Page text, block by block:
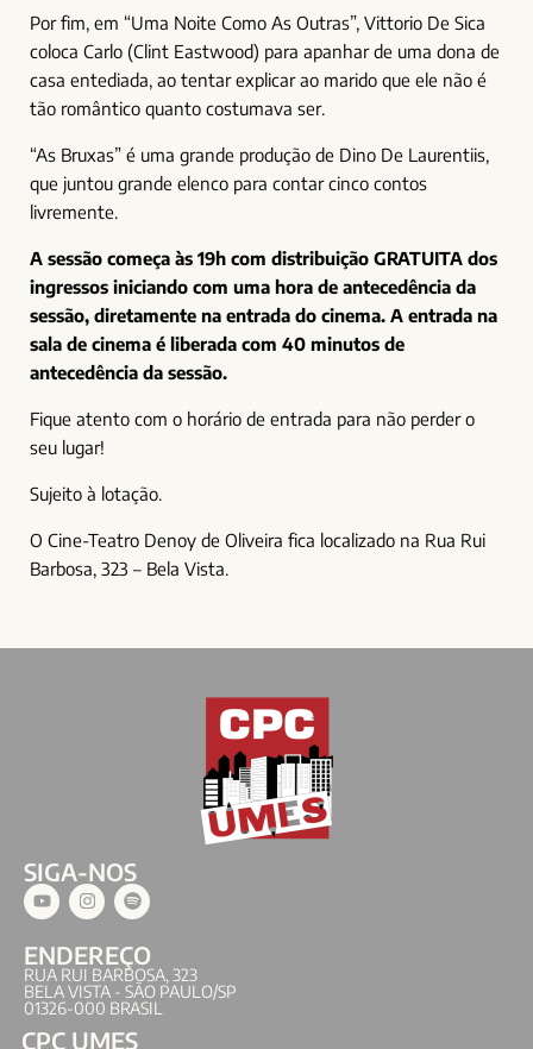
Por fim, em “Uma Noite Como As Outras”, Vittorio De Sica
coloca Carlo (Clint Eastwood) para apanhar de uma dona de
casa entediada, ao tentar explicar ao marido que ele não é
tão romântico quanto costumava ser.
“As Bruxas” é uma grande produção de Dino De Laurentiis,
que juntou grande elenco para contar cinco contos
livremente.
A sessão começa às 19h com distribuição GRATUITA dos
ingressos iniciando com uma hora de antecedência da
sessão, diretamente na entrada do cinema. A entrada na
sala de cinema é liberada com 40 minutos de
antecedência da sessão.
Fique atento com o horário de entrada para não perder o
seu lugar!
Sujeito à lotação.
O Cine-Teatro Denoy de Oliveira fica localizado na Rua Rui
Barbosa, 323 – Bela Vista.
SIGA-NOS
ENDEREÇO
RUA RUI BARBOSA, 323
BELA VISTA - SÃO PAULO/SP
01326-000 BRASIL
CPC UMES